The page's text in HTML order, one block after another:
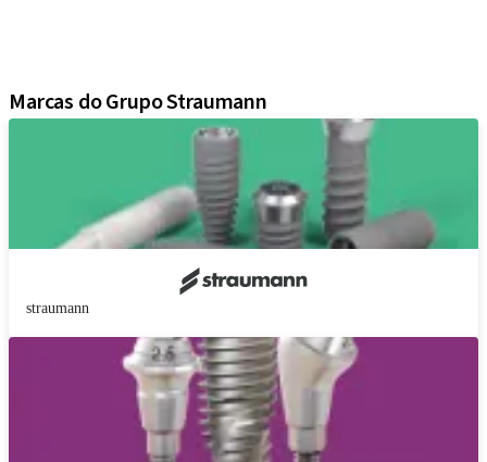
Marcas do Grupo Straumann
straumann